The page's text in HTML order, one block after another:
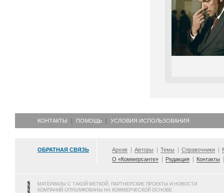
КОНТАКТЫ ПОМОЩЬ УСЛОВИЯ ИСПОЛЬЗОВАНИЯ
ОБРАТНАЯ СВЯЗЬ Архив Авторы Темы Справочники
О «Коммерсанте»
Редакция Контакты
МАТЕРИАЛЫ С ТАКОЙ МЕТКОЙ, ПАРТНЕРСКИЕ ПРОЕКТЫ И НОВОСТИ
КОМПАНИЙ ОПУБЛИКОВАНЫ НА КОММЕРЧЕСКОЙ ОСНОВЕ